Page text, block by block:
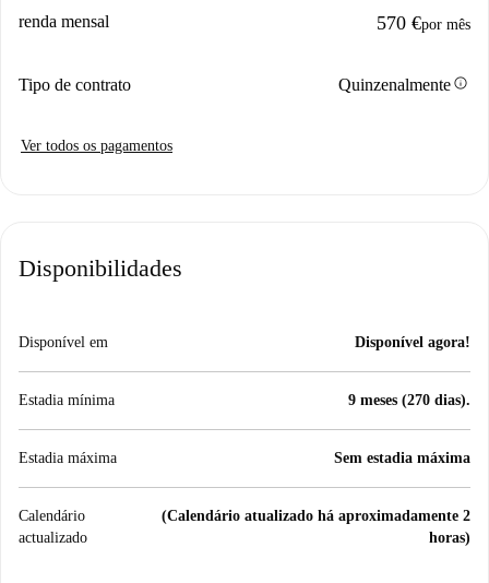
renda mensal 570 €por mês
Tipo de contrato Quinzenalmenteinfo
Ver todos os pagamentos
Disponibilidades
Disponível em Disponível agora!
Estadia mínima 9 meses (270 dias).
Estadia máxima Sem estadia máxima
Calendário
actualizado
(Calendário atualizado há aproximadamente 2
horas)